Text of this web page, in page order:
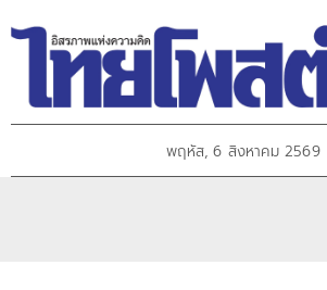
พฤหัส, 6 สิงหาคม 2569